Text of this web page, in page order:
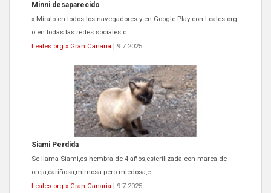
Siami Perdida
Se llama Siami,es hembra de 4 años,esterilizada con marca de
oreja,cariñosa,mimosa pero miedosa,e...
Leales.org » Gran Canaria
9.7.2025
ADOPCIÓN URGENTE GATA TEROR GRAN CANARIA
El ayuntamiento se va a llevar a Los Gatos callejeros de la zona los
próximos días, ella incluida...
Leales.org » Gran Canaria
9.7.2025